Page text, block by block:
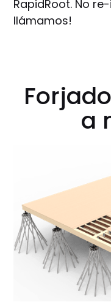
RapidRoot. No
llámamos!
a